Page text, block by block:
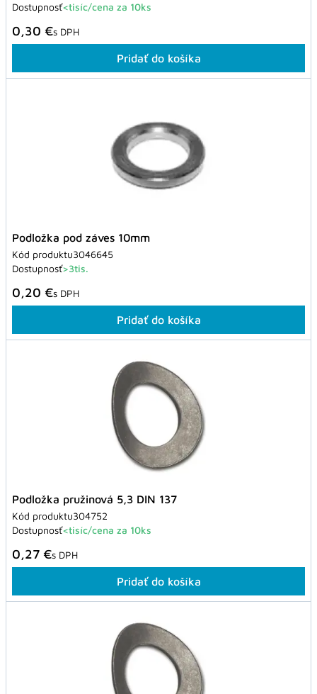
Dostupnosť<tisíc/cena za 10ks
0,30 €s DPH
Pridať do košíka
Podložka pod záves 10mm
Kód produktu3046645
Dostupnosť>3tis.
0,20 €s DPH
Pridať do košíka
Podložka pružinová 5,3 DIN 137
Kód produktu304752
Dostupnosť<tisíc/cena za 10ks
0,27 €s DPH
Pridať do košíka